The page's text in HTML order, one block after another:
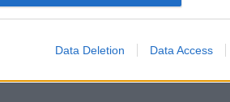
Data Deletion Data Access
είναι για τον Μάιο στα
λεπτά χωρίς έκπτωση